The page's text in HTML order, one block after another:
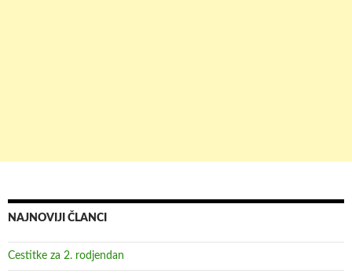
NAJNOVIJI ČLANCI
Cestitke za 2. rodjendan